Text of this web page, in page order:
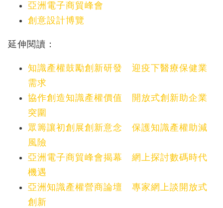
亞洲電子商貿峰會
創意設計博覽
延伸閱讀：
知識產權鼓勵創新研發 迎疫下醫療保健業
需求
協作創造知識產權價值 開放式創新助企業
突圍
眾籌讓初創展創新意念 保護知識產權助減
風險
亞洲電子商貿峰會揭幕 網上探討數碼時代
機遇
亞洲知識產權營商論壇 專家網上談開放式
創新